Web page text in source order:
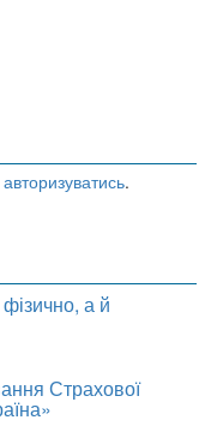
авторизуватись.